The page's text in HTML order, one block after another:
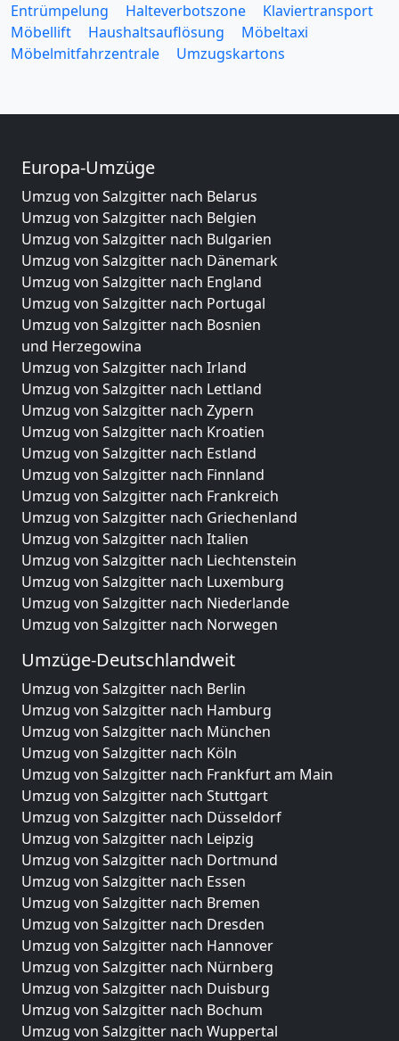
Entrümpelung
Halteverbotszone
Klaviertransport
Möbellift
Haushaltsauflösung
Möbeltaxi
Möbelmitfahrzentrale
Umzugskartons
Europa-Umzüge
Umzug von Salzgitter nach Belarus
Umzug von Salzgitter nach Belgien
Umzug von Salzgitter nach Bulgarien
Umzug von Salzgitter nach Dänemark
Umzug von Salzgitter nach England
Umzug von Salzgitter nach Portugal
Umzug von Salzgitter nach Bosnien
und Herzegowina
Umzug von Salzgitter nach Irland
Umzug von Salzgitter nach Lettland
Umzug von Salzgitter nach Zypern
Umzug von Salzgitter nach Kroatien
Umzug von Salzgitter nach Estland
Umzug von Salzgitter nach Finnland
Umzug von Salzgitter nach Frankreich
Umzug von Salzgitter nach Griechenland
Umzug von Salzgitter nach Italien
Umzug von Salzgitter nach Liechtenstein
Umzug von Salzgitter nach Luxemburg
Umzug von Salzgitter nach Niederlande
Umzug von Salzgitter nach Norwegen
Umzüge-Deutschlandweit
Umzug von Salzgitter nach Berlin
Umzug von Salzgitter nach Hamburg
Umzug von Salzgitter nach München
Umzug von Salzgitter nach Köln
Umzug von Salzgitter nach Frankfurt am Main
Umzug von Salzgitter nach Stuttgart
Umzug von Salzgitter nach Düsseldorf
Umzug von Salzgitter nach Leipzig
Umzug von Salzgitter nach Dortmund
Umzug von Salzgitter nach Essen
Umzug von Salzgitter nach Bremen
Umzug von Salzgitter nach Dresden
Umzug von Salzgitter nach Hannover
Umzug von Salzgitter nach Nürnberg
Umzug von Salzgitter nach Duisburg
Umzug von Salzgitter nach Bochum
Umzug von Salzgitter nach Wuppertal